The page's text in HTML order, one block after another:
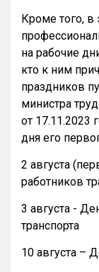
Кроме того, в
на рабочие
кто к ним
праздников
министра
от 17.11.2023
дня его
2 августа
работников
3 августа -
транспорта
10 августа –